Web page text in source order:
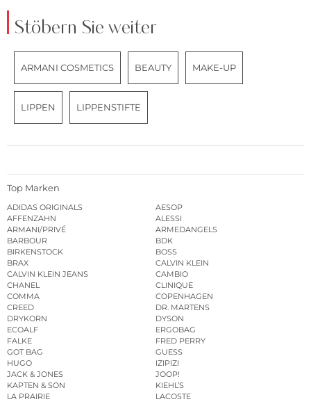
Stöbern Sie weiter
ARMANI COSMETICS BEAUTY MAKE-UP
LIPPEN LIPPENSTIFTE
Top Marken
ADIDAS ORIGINALS
AESOP
AFFENZAHN
ALESSI
ARMANI/PRIVÉ
ARMEDANGELS
BARBOUR
BDK
BIRKENSTOCK
BOSS
BRAX
CALVIN KLEIN
CALVIN KLEIN JEANS
CAMBIO
CHANEL
CLINIQUE
COMMA
COPENHAGEN
CREED
DR. MARTENS
DRYKORN
DYSON
ECOALF
ERGOBAG
FALKE
FRED PERRY
GOT BAG
GUESS
HUGO
IZIPIZI
JACK & JONES
JOOP!
KAPTEN & SON
KIEHL’S
LA PRAIRIE
LACOSTE